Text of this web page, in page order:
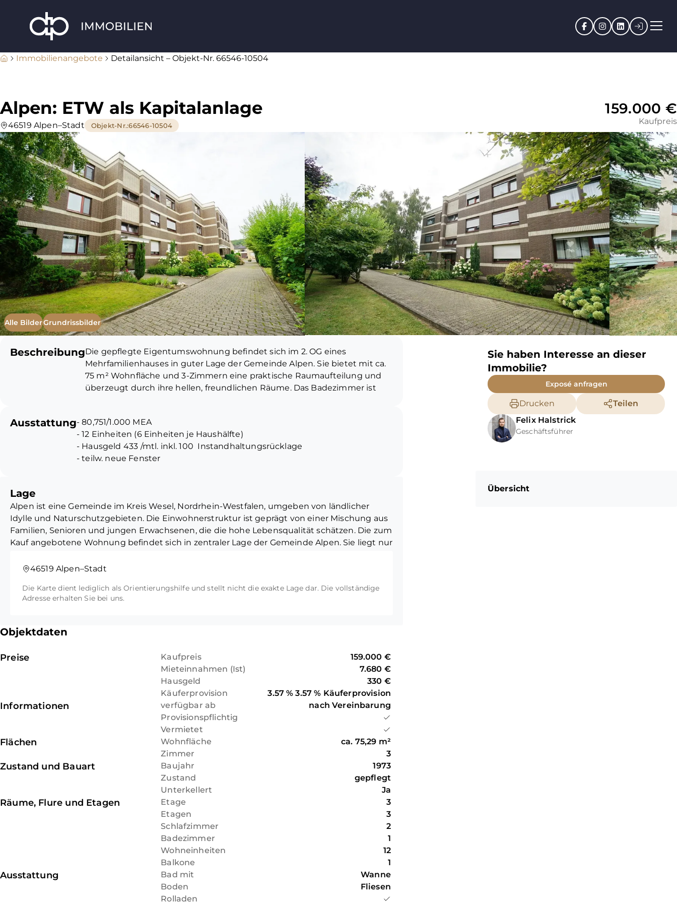
Facebook
Instagram
LinkedIn
Immobilienangebote Detailansicht – Objekt-Nr. 66546-10504
Alpen: ETW als Kapitalanlage
46519 Alpen–Stadt Objekt-Nr.:66546-10504
159.000 €
Kaufpreis
Alle BilderGrundrissbilder
BeschreibungDie gepflegte Eigentumswohnung befindet sich im 2. OG eines
Mehrfamilienhauses in guter Lage der Gemeinde Alpen. Sie bietet mit ca.
75 m² Wohnfläche und 3-Zimmern eine praktische Raumaufteilung und
überzeugt durch ihre hellen, freundlichen Räume. Das Badezimmer ist
ein. Die Wohnung ist seit 2016 an den jetzigen Mietern vermietet, die
jährliche Kaltmiete beträgt 7.680.
Ein zusätzlicher Kellerraum bietet ausreichend Stauraum für persönliche
Ausstattung- 80,751/1.000 MEA
- 12 Einheiten (6 Einheiten je Haushälfte)
- Hausgeld 433 /mtl. inkl. 100  Instandhaltungsrücklage
- teilw. neue Fenster
- Fliesen, Laminat
- Kellerraum
- Wasch-/und Trockenkeller
Lage
Alpen ist eine Gemeinde im Kreis Wesel, Nordrhein-Westfalen, umgeben von ländlicher
Idylle und Naturschutzgebieten. Die Einwohnerstruktur ist geprägt von einer Mischung aus
Familien, Senioren und jungen Erwachsenen, die die hohe Lebensqualität schätzen. Die zum
Kauf angebotene Wohnung befindet sich in zentraler Lage der Gemeinde Alpen. Sie liegt nur
Einkaufsmöglichkeiten. Netto und Aldi sind im Zentrum angesiedelt. Fußläufig finden Sie
Fitnessstudio, zwei Apotheken, eine Bücherei sind schnell erreichbar. Der ausgezeichnete
Freizeit- und Erholungswert macht die Gemeinde Alpen mit ihren ca.12.900 Einwohnern zu
Bushaltestelle (Adenauerplatz) 37, 38, 39, 41, 67
Linie 38 Alpen  Rheinberg
Linie 39 Alpen  Kamp-Lintfort
2,6 km zur Auffahrt A57 Nijmegen  Köln
550 m (7 Min. zu Fuß) Kindergarten St. Ulrich
700 m (9 Min. zu Fuß) zur Adler Apotheke
700 m (9 Min. zu Fuß) zur Sparkasse am Niederrhein
700 m (9 Min. zu Fuß) zur Adler Apotheke
700 m (9 Min. zu Fuß) zur Volksbank Niederrhein eG
800 m (10 Min. zu Fuß) zum Rathaus u. Zentrum
850 m (10 Min. zu Fuß) zu Aldi Süd
1,0 km (11 Min. zu Fuß) Gemeinschaftsgrundschule
1,3 km (15 Min. zu Fuß) Sekundarschule
16 km nach Geldern
46519 Alpen–Stadt
Die Karte dient lediglich als Orientierungshilfe und stellt nicht die exakte Lage dar. Die vollständige
Adresse erhalten Sie bei uns.
Objektdaten
Preise Kaufpreis
159.000 €
Mieteinnahmen (Ist)
7.680 €
Hausgeld
330 €
Käuferprovision
3.57 % 3.57 % Käuferprovision
Informationen verfügbar ab
nach Vereinbarung
Provisionspflichtig
Vermietet
Flächen Wohnfläche ca. 75,29 m²
Zimmer
3
Zustand und Bauart Baujahr
1973
Zustand
gepflegt
Unterkellert
Ja
Räume, Flure und Etagen Etage
3
Etagen
3
Schlafzimmer
2
Badezimmer
1
Wohneinheiten
12
Balkone
1
Ausstattung Bad mit
Wanne
Boden
Fliesen
Rolladen
Sie haben Interesse an dieser
Immobilie?
Exposé anfragen
Drucken
Teilen
Felix Halstrick
Geschäftsführer
Übersicht